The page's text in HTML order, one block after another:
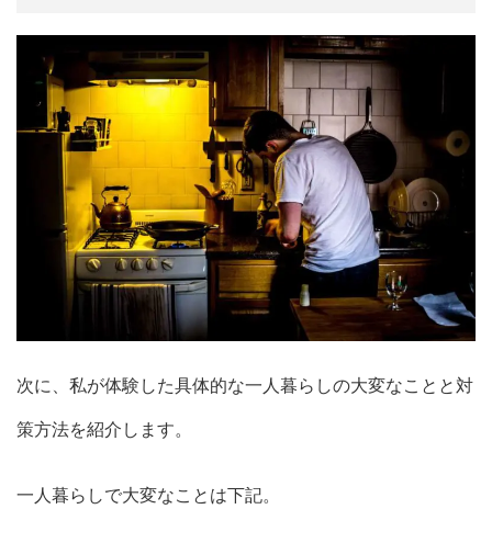
次に、私が体験した具体的な一人暮らしの大変なことと対
策方法を紹介します。
一人暮らしで大変なことは下記。